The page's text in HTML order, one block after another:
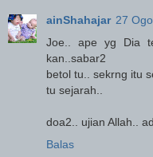
ainShahajar 27
Joe.. ape yg Dia
kan..sabar2
betol tu.. sekrng itu
tu sejarah..
doa2.. ujian Allah..
Balas